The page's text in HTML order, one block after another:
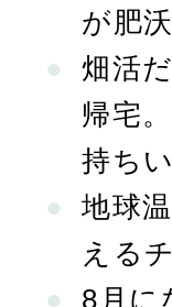
が肥沃
畑活
帰宅
持ち
地球
える
8月に